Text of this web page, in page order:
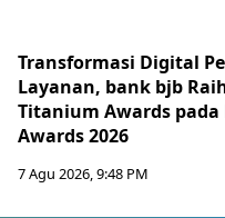
Transformasi Digital
Layanan, bank bjb
Titanium Awards pada
Awards 2026
7 Agu 2026, 9:48 PM